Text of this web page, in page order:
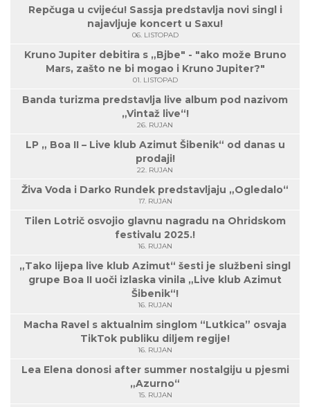
Repčuga u cvijeću! Sassja predstavlja novi singl i
najavljuje koncert u Saxu!
06. LISTOPAD
Kruno Jupiter debitira s „Bjbe" - "ako može Bruno
Mars, zašto ne bi mogao i Kruno Jupiter?"
01. LISTOPAD
Banda turizma predstavlja live album pod nazivom
„Vintaž live“!
26. RUJAN
LP „ Boa II – Live klub Azimut Šibenik“ od danas u
prodaji!
22. RUJAN
Živa Voda i Darko Rundek predstavljaju „Ogledalo“
17. RUJAN
Tilen Lotrič osvojio glavnu nagradu na Ohridskom
festivalu 2025.!
16. RUJAN
„Tako lijepa live klub Azimut“ šesti je službeni singl
grupe Boa II uoči izlaska vinila „Live klub Azimut
Šibenik“!
16. RUJAN
Macha Ravel s aktualnim singlom “Lutkica” osvaja
TikTok publiku diljem regije!
16. RUJAN
Lea Elena donosi after summer nostalgiju u pjesmi
„Azurno“
15. RUJAN